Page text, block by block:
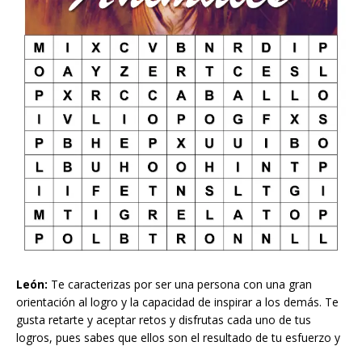
León: Te caracterizas por ser una persona con una gran
orientación al logro y la capacidad de inspirar a los demás. Te
gusta retarte y aceptar retos y disfrutas cada uno de tus
logros, pues sabes que ellos son el resultado de tu esfuerzo y